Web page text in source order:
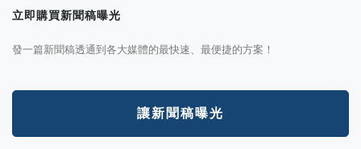
立即購買新聞稿曝光
發一篇新聞稿透通到各大媒體的最快速、最便捷的方案！
讓新聞稿曝光